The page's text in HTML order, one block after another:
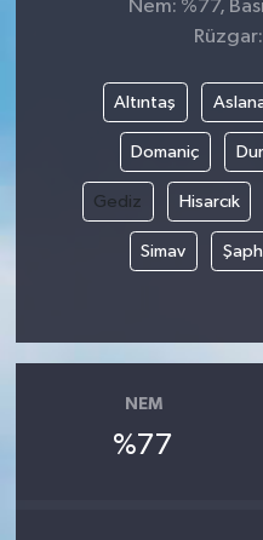
Nem: %77,
Altıntaş
Domaniç
Gediz Hisarcık
Simav
NEM
%77